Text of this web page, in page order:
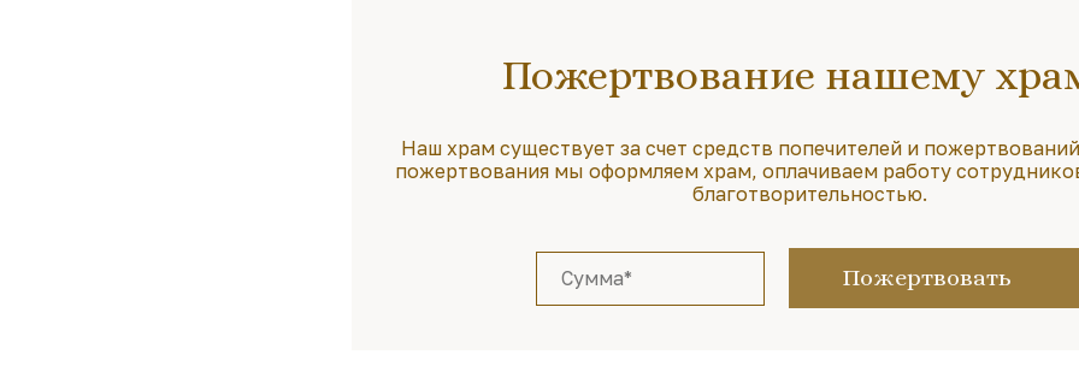
Пожертвование нашему
Наш храм существует за счет средств попечителей и
пожертвования мы оформляем храм, оплачиваем работу
благотворительностью.
Пожертвовать